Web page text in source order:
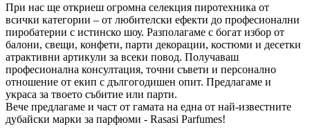
При нас ще откриеш огромна селекция пиротехника от
всички категории – от любителски ефекти до професионални
пиробатерии с истинско шоу. Разполагаме с богат избор от
балони, свещи, конфети, парти декорации, костюми и десетки
атрактивни артикули за всеки повод. Получаваш
професионална консултация, точни съвети и персонално
отношение от екип с дългогодишен опит. Предлагаме и
украса за твоето събитие или парти.
Вече предлагаме и част от гамата на една от най-известните
дубайски марки за парфюми - Rasasi Parfumes!